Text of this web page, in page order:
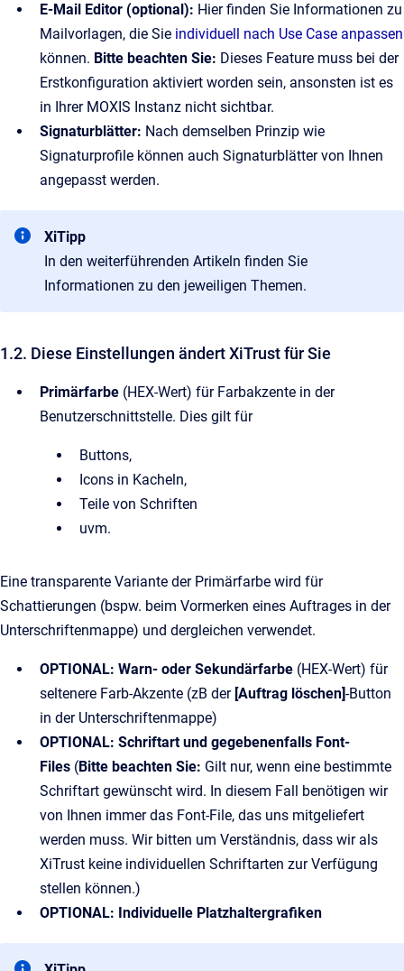
E-Mail Editor (optional): Hier finden Sie Informationen zu
Mailvorlagen, die Sie individuell nach Use Case anpassen
können. Bitte beachten Sie: Dieses Feature muss bei der
Erstkonfiguration aktiviert worden sein, ansonsten ist es
in Ihrer MOXIS Instanz nicht sichtbar.
Signaturblätter: Nach demselben Prinzip wie
Signaturprofile können auch Signaturblätter von Ihnen
angepasst werden.
XiTipp
In den weiterführenden Artikeln finden Sie
Informationen zu den jeweiligen Themen.
1.2. Diese Einstellungen ändert XiTrust für Sie
Primärfarbe (HEX-Wert) für Farbakzente in der
Benutzerschnittstelle. Dies gilt für
Buttons,
Icons in Kacheln,
Teile von Schriften
uvm.
Eine transparente Variante der Primärfarbe wird für
Schattierungen (bspw. beim Vormerken eines Auftrages in der
Unterschriftenmappe) und dergleichen verwendet.
OPTIONAL: Warn- oder Sekundärfarbe (HEX-Wert) für
seltenere Farb-Akzente (zB der [Auftrag löschen]-Button
in der Unterschriftenmappe)
OPTIONAL: Schriftart und gegebenenfalls Font-
Files (Bitte beachten Sie: Gilt nur, wenn eine bestimmte
Schriftart gewünscht wird. In diesem Fall benötigen wir
von Ihnen immer das Font-File, das uns mitgeliefert
werden muss. Wir bitten um Verständnis, dass wir als
XiTrust keine individuellen Schriftarten zur Verfügung
stellen können.)
OPTIONAL: Individuelle Platzhaltergrafiken